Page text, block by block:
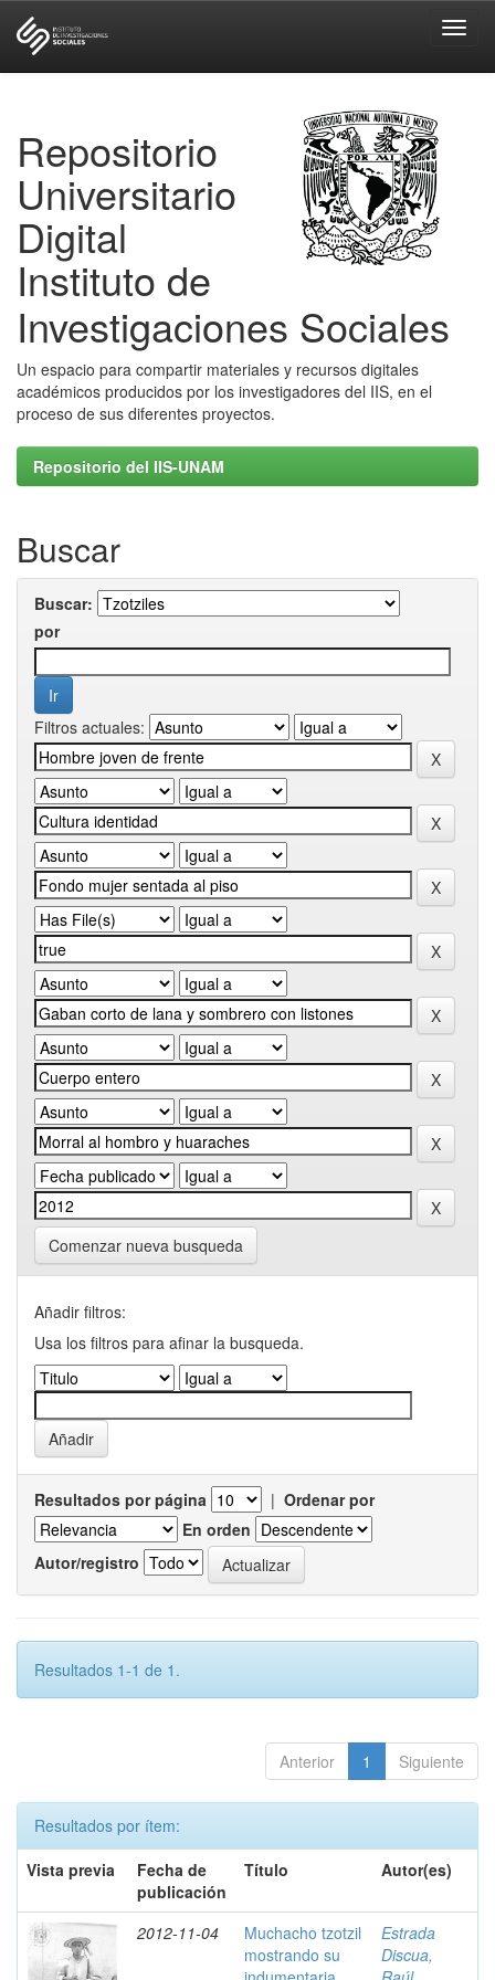
Repositorio
Universitario
Digital
Instituto de
Investigaciones Sociales
Un espacio para compartir materiales y recursos digitales
académicos producidos por los investigadores del IIS, en el
proceso de sus diferentes proyectos.
Repositorio del IIS-UNAM
Buscar
Buscar:
por
Filtros actuales:
Comenzar nueva busqueda
Añadir filtros:
Usa los filtros para afinar la busqueda.
Resultados por página | Ordenar por
En orden
Autor/registro
Resultados 1-1 de 1.
Anterior 1 Siguiente
Resultados por ítem:
Vista previa
Fecha de
publicación
Título Autor(es)
2012-11-04
Muchacho tzotzil
mostrando su
Estrada
Discua,